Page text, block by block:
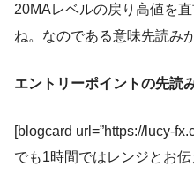
20MAレベルの戻り高値を
ね。なのである意味先読み
エントリーポイントの先読
[blogcard url=”https://lucy-
でも1時間ではレンジとお